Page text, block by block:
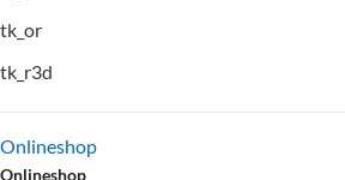
tk_or
tk_r3d
Onlineshop
Onlineshop